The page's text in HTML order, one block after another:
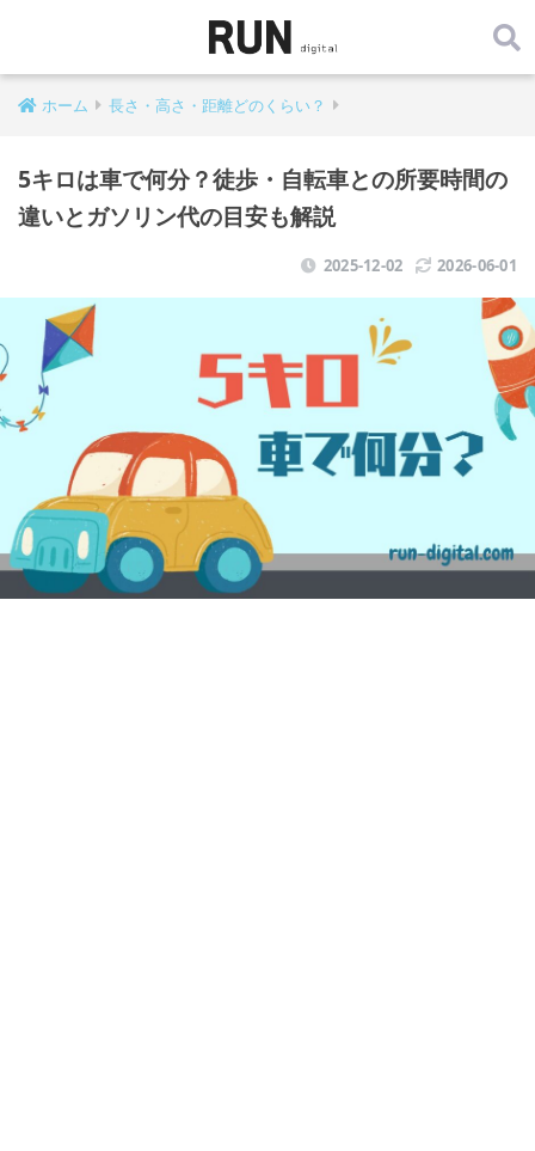
ホーム 長さ・高さ・距離どのくらい？
5キロは車で何分？徒歩・自転車との所要時間の
違いとガソリン代の目安も解説
2025-12-02 2026-06-01